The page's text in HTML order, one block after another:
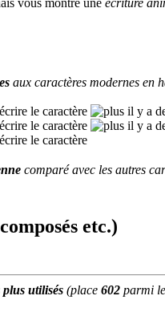
aux caractères modernes en
comparé avec les autres
etc.)
plus utilisés (place 602 parmi